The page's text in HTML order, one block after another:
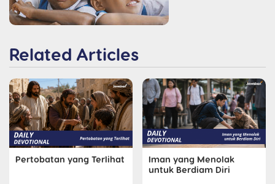
Related Articles
Pertobatan yang Terlihat
Iman yang Menolak
untuk Berdiam Diri